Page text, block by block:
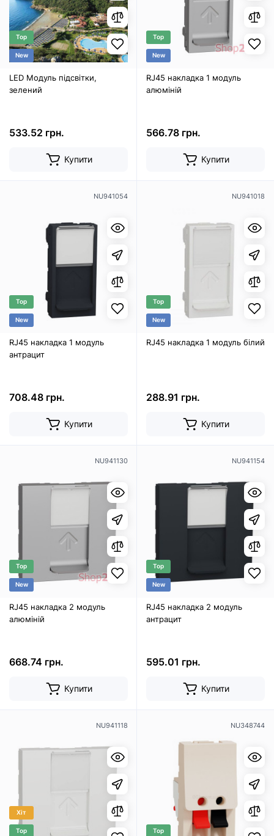
Top
New
LED Модуль підсвітки,
зелений
533.52 грн.
Купити
Top
New
RJ45 накладка 1 модуль
алюміній
566.78 грн.
Купити
NU941054
Top
New
RJ45 накладка 1 модуль
антрацит
708.48 грн.
Купити
NU941018
Top
New
RJ45 накладка 1 модуль білий
288.91 грн.
Купити
NU941130
Top
New
RJ45 накладка 2 модуль
алюміній
668.74 грн.
Купити
NU941154
Top
New
RJ45 накладка 2 модуль
антрацит
595.01 грн.
Купити
NU941118
Хіт
Top
NU348744
Top